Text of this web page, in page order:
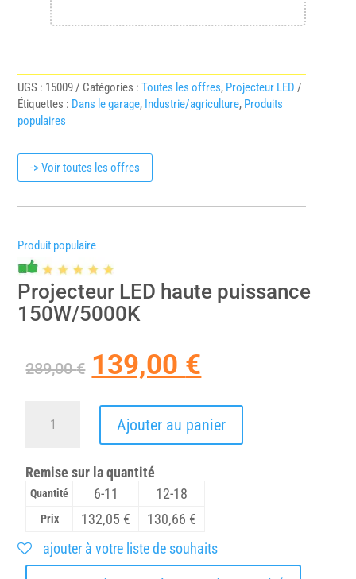
UGS : 15009 Catégories :Toutes les offres, Projecteur LED
Étiquettes : Dans le garage, Industrie/agriculture, Produits
populaires
-> Voir toutes les offres
Produit populaire
Projecteur LED haute puissance
150W/5000K
289,00€ Le
prix
initial
était :
289,00 €.
139,00 €prix
actuel
est :
139,00 €.
haute
puissance
Ajouter au panier
Remise sur la quantité
Quantité 6-11 12-18
Prix 132,05 € 130,66 €
ajouter à votre liste de souhaits